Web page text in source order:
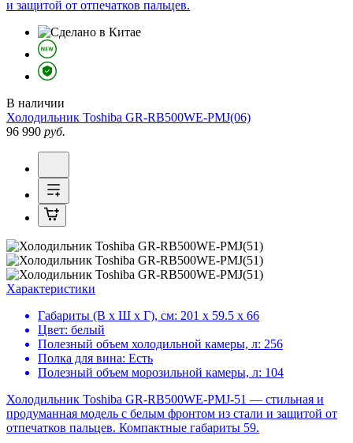
и защитой от отпечатков пальцев.
В наличии
Холодильник Toshiba GR-RB500WE-PMJ(06)
96 990 руб.
Характеристики
Габариты (В х Ш х Г), см: 201 х 59.5 х 66
Цвет: белый
Полезный объем холодильной камеры, л: 256
Полка для вина: Есть
Полезный объем морозильной камеры, л: 104
Холодильник Toshiba GR-RB500WE-PMJ-51 — стильная и
продуманная модель с белым фронтом из стали и защитой от
отпечатков пальцев. Компактные габариты 59.